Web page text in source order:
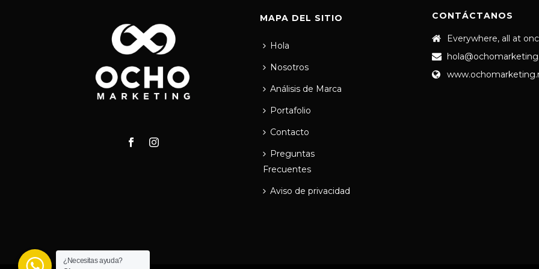
MAPA DEL SITIO
Hola
Nosotros
Análisis de Marca
Portafolio
Contacto
Preguntas
Frecuentes
Aviso de privacidad
CONTÁCTANOS
Everywhere, all at
¿Necesitas ayuda?